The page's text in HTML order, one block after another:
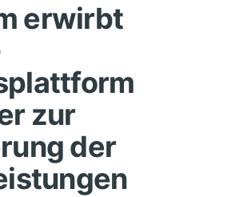
erwirbt
zur
der